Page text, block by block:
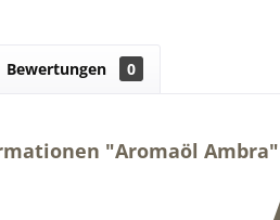
Bewertungen 0
"Aromaöl Ambra"